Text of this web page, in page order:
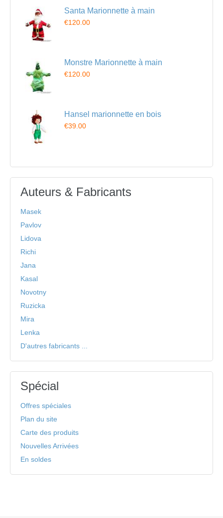
Santa Marionnette à main
€120.00
Monstre Marionnette à main
€120.00
Hansel marionnette en bois
€39.00
Auteurs & Fabricants
Masek
Pavlov
Lidova
Richi
Jana
Kasal
Novotny
Ruzicka
Mira
Lenka
D'autres fabricants ...
Spécial
Offres spéciales
Plan du site
Carte des produits
Nouvelles Arrivées
En soldes